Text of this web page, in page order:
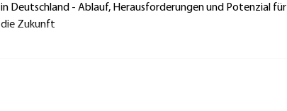
in Deutschland - Ablauf, Herausforderungen und Potenzial für
die Zukunft